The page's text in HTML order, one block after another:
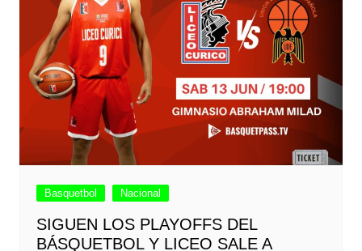
Basquetbol Nacional
SIGUEN LOS PLAYOFFS DEL
BÁSQUETBOL Y LICEO SALE A